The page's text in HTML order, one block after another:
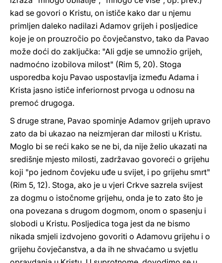
kad se govori o Kristu, on ističe kako dar u njemu
primljen daleko nadilazi Adamov grijeh i posljedice
koje je on prouzročio po čovječanstvo, tako da Pavao
može doći do zaključka: "Ali gdje se umnožio grijeh,
nadmoćno izobilova milost" (Rim 5, 20). Stoga
usporedba koju Pavao uspostavlja između Adama i
Krista jasno ističe inferiornost prvoga u odnosu na
premoć drugoga.
S druge strane, Pavao spominje Adamov grijeh upravo
zato da bi ukazao na neizmjeran dar milosti u Kristu.
Moglo bi se reći kako se ne bi, da nije želio ukazati na
središnje mjesto milosti, zadržavao govoreći o grijehu
koji "po jednom čovjeku uđe u svijet, i po grijehu smrt"
(Rim 5, 12). Stoga, ako je u vjeri Crkve sazrela svijest
za dogmu o istočnome grijehu, onda je to zato što je
ona povezana s drugom dogmom, onom o spasenju i
slobodi u Kristu. Posljedica toga jest da ne bismo
nikada smjeli izdvojeno govoriti o Adamovu grijehu i o
grijehu čovječanstva, a da ih ne shvaćamo u svjetlu